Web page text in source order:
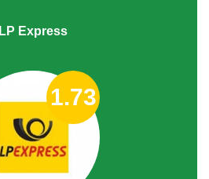
LP Express
1.73